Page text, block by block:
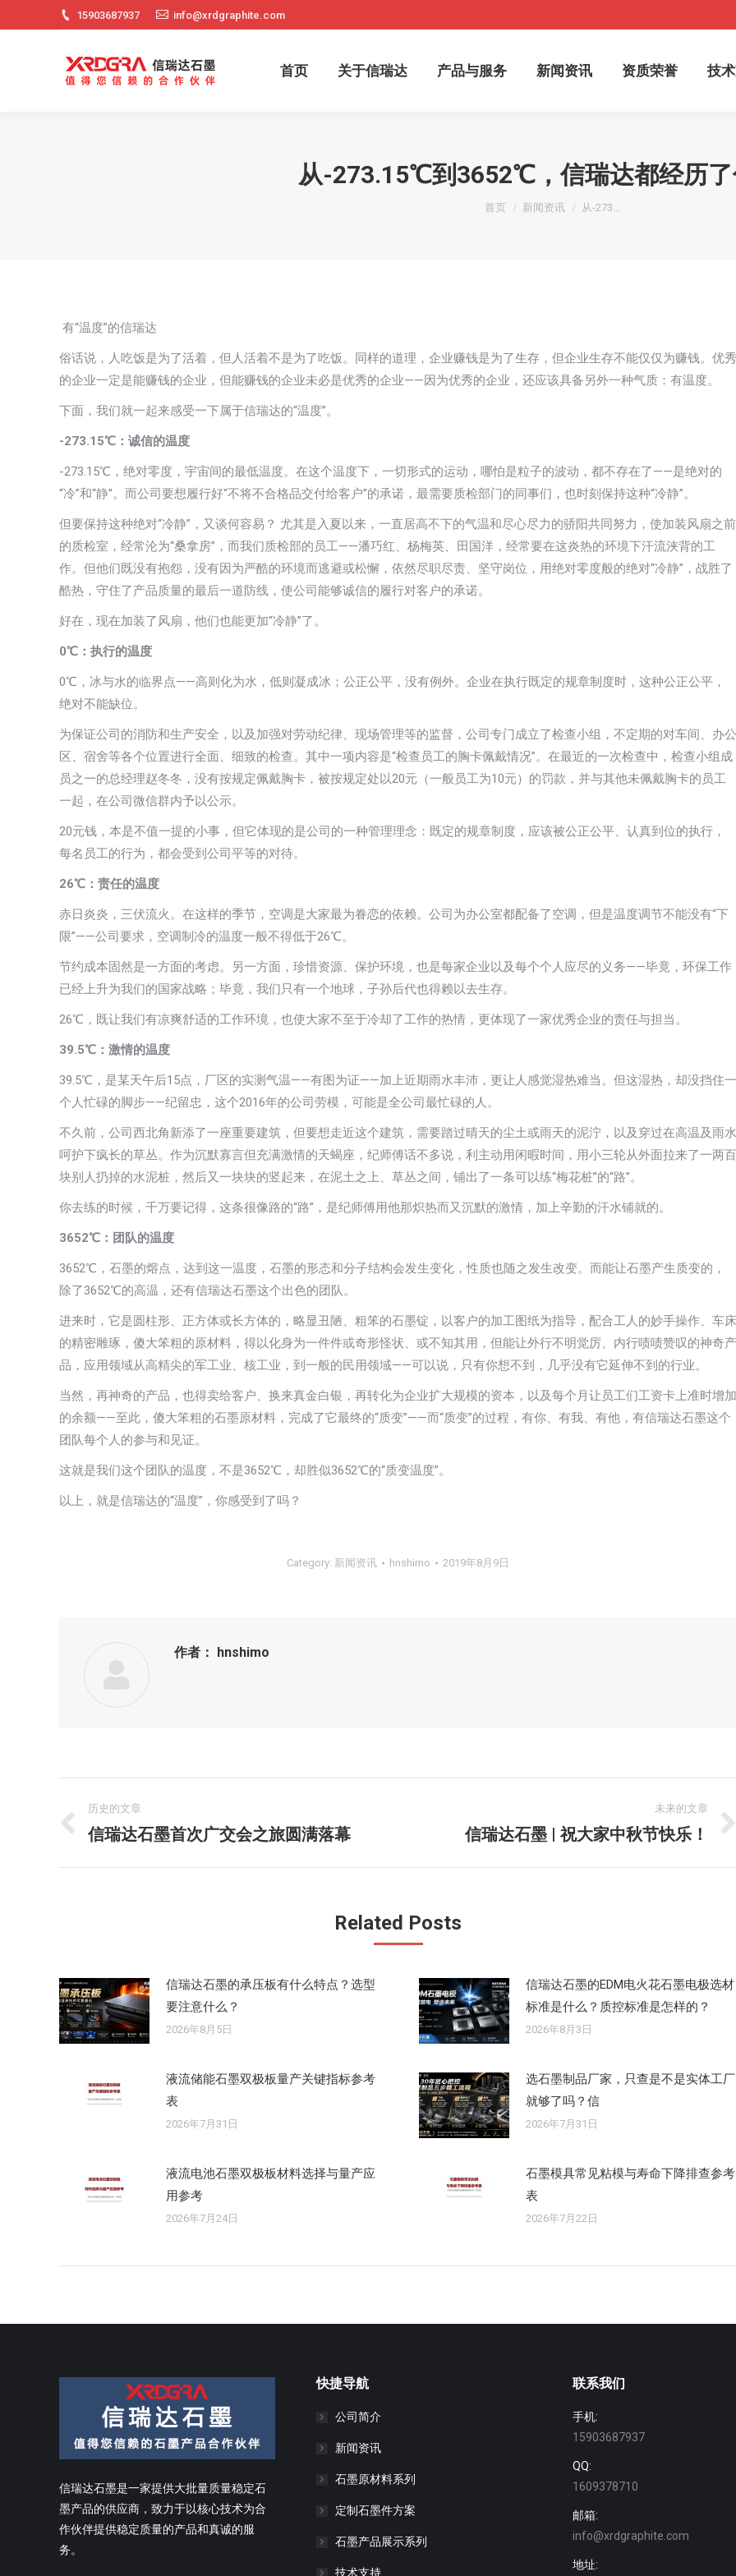
15903687937 info@xrdgraphite.com
首页 关于信瑞达 产品与服务 新闻资讯 资质荣誉 技
从-273.15℃到3652℃，信瑞达都经历了
您在这里：
首页 新闻资讯 从-273…
有“温度”的信瑞达
俗话说，人吃饭是为了活着，但人活着不是为了吃饭。同样的道理，企业赚钱是为了生存，但企业生存不能仅仅为赚钱。优秀
的企业一定是能赚钱的企业，但能赚钱的企业未必是优秀的企业——因为优秀的企业，还应该具备另外一种气质：有温度。
下面，我们就一起来感受一下属于信瑞达的“温度”。
-273.15℃：诚信的温度
-273.15℃，绝对零度，宇宙间的最低温度。在这个温度下，一切形式的运动，哪怕是粒子的波动，都不存在了——是绝对的
“冷”和“静”。而公司要想履行好“不将不合格品交付给客户”的承诺，最需要质检部门的同事们，也时刻保持这种“冷静”。
但要保持这种绝对“冷静”，又谈何容易？ 尤其是入夏以来，一直居高不下的气温和尽心尽力的骄阳共同努力，使加装风扇之前
的质检室，经常沦为“桑拿房”，而我们质检部的员工——潘巧红、杨梅英、田国洋，经常要在这炎热的环境下汗流浃背的工
作。但他们既没有抱怨，没有因为严酷的环境而逃避或松懈，依然尽职尽责、坚守岗位，用绝对零度般的绝对“冷静”，战胜了
酷热，守住了产品质量的最后一道防线，使公司能够诚信的履行对客户的承诺。
好在，现在加装了风扇，他们也能更加“冷静”了。
0℃：执行的温度
0℃，冰与水的临界点——高则化为水，低则凝成冰；公正公平，没有例外。企业在执行既定的规章制度时，这种公正公平，
绝对不能缺位。
为保证公司的消防和生产安全，以及加强对劳动纪律、现场管理等的监督，公司专门成立了检查小组，不定期的对车间、办公
区、宿舍等各个位置进行全面、细致的检查。其中一项内容是“检查员工的胸卡佩戴情况”。在最近的一次检查中，检查小组成
员之一的总经理赵冬冬，没有按规定佩戴胸卡，被按规定处以20元（一般员工为10元）的罚款，并与其他未佩戴胸卡的员工
一起，在公司微信群内予以公示。
20元钱，本是不值一提的小事，但它体现的是公司的一种管理理念：既定的规章制度，应该被公正公平、认真到位的执行，
每名员工的行为，都会受到公司平等的对待。
26℃： 责任的温度
赤日炎炎，三伏流火。在这样的季节，空调是大家最为眷恋的依赖。公司为办公室都配备了空调，但是温度调节不能没有“下
限”——公司要求，空调制冷的温度一般不得低于26℃。
节约成本固然是一方面的考虑。另一方面，珍惜资源、保护环境，也是每家企业以及每个个人应尽的义务——毕竟，环保工作
已经上升为我们的国家战略；毕竟，我们只有一个地球，子孙后代也得赖以去生存。
26℃，既让我们有凉爽舒适的工作环境，也使大家不至于冷却了工作的热情，更体现了一家优秀企业的责任与担当。
39.5℃：激情的温度
39.5℃，是某天午后15点，厂区的实测气温——有图为证——加上近期雨水丰沛，更让人感觉湿热难当。但这湿热，却没挡住一
个人忙碌的脚步——纪留忠，这个2016年的公司劳模，可能是全公司最忙碌的人。
不久前，公司西北角新添了一座重要建筑，但要想走近这个建筑，需要踏过晴天的尘土或雨天的泥泞，以及穿过在高温及雨水
呵护下疯长的草丛。作为沉默寡言但充满激情的天蝎座，纪师傅话不多说，利主动用闲暇时间，用小三轮从外面拉来了一两百
块别人扔掉的水泥桩，然后又一块块的竖起来，在泥土之上、草丛之间，铺出了一条可以练“梅花桩”的“路”。
你去练的时候，千万要记得，这条很像路的“路”，是纪师傅用他那炽热而又沉默的激情，加上辛勤的汗水铺就的。
3652℃：团队的温度
3652℃，石墨的熔点，达到这一温度，石墨的形态和分子结构会发生变化，性质也随之发生改变。而能让石墨产生质变的，
除了3652℃的高温，还有信瑞达石墨这个出色的团队。
进来时，它是圆柱形、正方体或长方体的，略显丑陋、粗笨的石墨锭，以客户的加工图纸为指导，配合工人的妙手操作、车床
的精密雕琢，傻大笨粗的原材料，得以化身为一件件或奇形怪状、或不知其用，但能让外行不明觉厉、内行啧啧赞叹的神奇产
品，应用领域从高精尖的军工业、核工业，到一般的民用领域——可以说，只有你想不到，几乎没有它延伸不到的行业。
当然，再神奇的产品，也得卖给客户、换来真金白银，再转化为企业扩大规模的资本，以及每个月让员工们工资卡上准时增加
的余额——至此，傻大笨粗的石墨原材料，完成了它最终的“质变”——而“质变”的过程，有你、有我、有他，有信瑞达石墨这个
团队每个人的参与和见证。
这就是我们这个团队的温度，不是3652℃，却胜似3652℃的“质变温度”。
以上，就是信瑞达的“温度”，你感受到了吗？
Category: 新闻资讯 hnshimo 2019年8月9日
作者： hnshimo
章
导
历史的文章
历
信瑞达石墨首次广交会之旅圆满落幕
未来的文章
章：
信瑞达石墨 | 祝大家中秋节快乐！
Related Posts
信瑞达石墨的承压板有什么特点？选型
要注意什么？
2026年8月5日
信瑞达石墨的EDM电火花石墨电极选材
标准是什么？质控标准是怎样的？
2026年8月3日
液流储能石墨双极板量产关键指标参考
表
2026年7月31日
选石墨制品厂家，只查是不是实体工厂
就够了吗？信
2026年7月31日
液流电池石墨双极板材料选择与量产应
用参考
2026年7月24日
石墨模具常见粘模与寿命下降排查参考
表
2026年7月22日
信瑞达石墨是一家提供大批量质量稳定石
墨产品的供应商，致力于以核心技术为合
作伙伴提供稳定质量的产品和真诚的服
务。
快捷导航
公司简介
新闻资讯
石墨原材料系列
定制石墨件方案
石墨产品展示系列
技术支持
联系我们
手机:
15903687937
QQ:
1609378710
邮箱:
info@xrdgraphite.com
地址:
首页 关于信瑞达 产品与服务 新闻资讯 资质荣誉 技